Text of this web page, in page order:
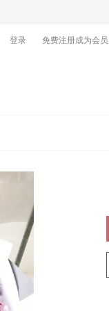
登录 免费注册成为会员